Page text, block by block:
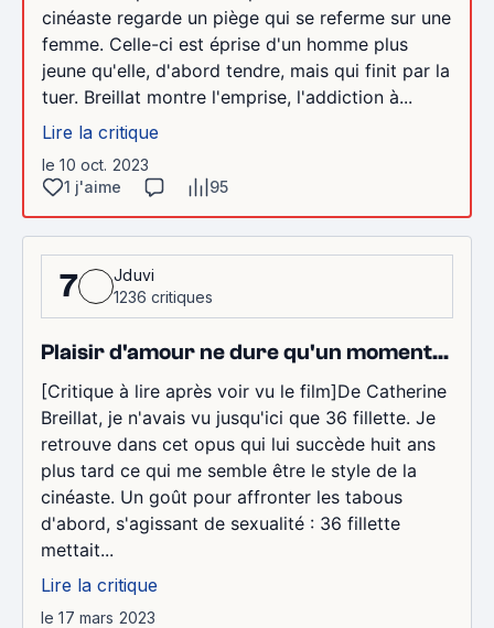
cinéaste regarde un piège qui se referme sur une
femme. Celle-ci est éprise d'un homme plus
jeune qu'elle, d'abord tendre, mais qui finit par la
tuer. Breillat montre l'emprise, l'addiction à...
Lire la critique
le 10 oct. 2023
1 j'aime
95
7
Jduvi
1236 critiques
Plaisir d'amour ne dure qu'un moment...
[Critique à lire après voir vu le film]De Catherine
Breillat, je n'avais vu jusqu'ici que 36 fillette. Je
retrouve dans cet opus qui lui succède huit ans
plus tard ce qui me semble être le style de la
cinéaste. Un goût pour affronter les tabous
d'abord, s'agissant de sexualité : 36 fillette
mettait...
Lire la critique
le 17 mars 2023